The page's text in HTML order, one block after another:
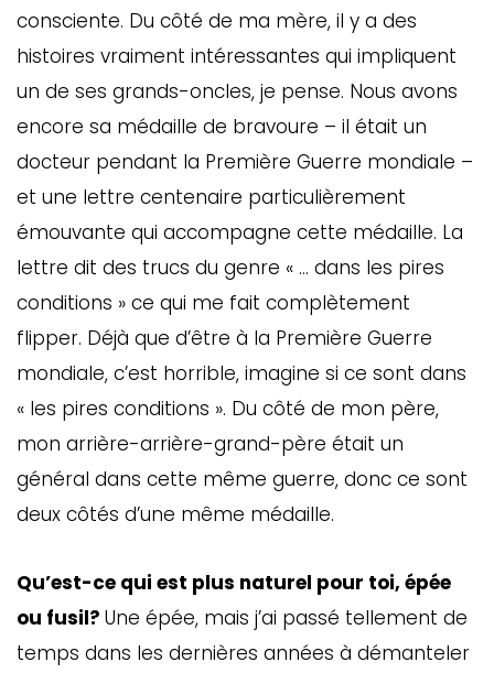
consciente. Du côté de ma mère, il y a des
histoires vraiment intéressantes qui impliquent
un de ses grands-oncles, je pense. Nous avons
encore sa médaille de bravoure – il était un
docteur pendant la Première Guerre mondiale –
et une lettre centenaire particulièrement
émouvante qui accompagne cette médaille. La
lettre dit des trucs du genre « … dans les pires
conditions » ce qui me fait complètement
flipper. Déjà que d’être à la Première Guerre
mondiale, c’est horrible, imagine si ce sont dans
« les pires conditions ». Du côté de mon père,
mon arrière-arrière-grand-père était un
général dans cette même guerre, donc ce sont
deux côtés d’une même médaille.
Qu’est-ce qui est plus naturel pour toi, épée
ou fusil? Une épée, mais j’ai passé tellement de
temps dans les dernières années à démanteler